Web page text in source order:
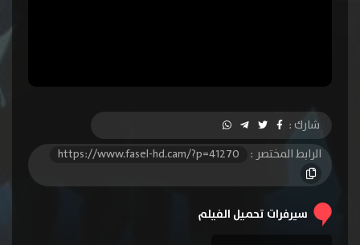
شارك :
الرابط المختصر :
https://www.fasel-hd.cam/?p=41270
سيرفرات تحميل الفيلم